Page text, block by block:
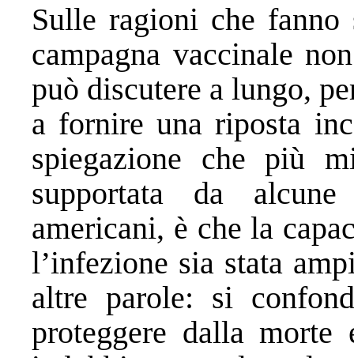
Sulle ragioni che
campagna vaccinale
può discutere a lungo,
a fornire una riposta
spiegazione che più
supportata da
americani, è che la
l’infezione sia stata
altre parole: si
proteggere dalla